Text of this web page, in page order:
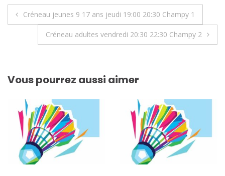
Navigation
Créneau jeunes 9 17 ans jeudi 19:00 20:30 Champy 1
Créneau adultes vendredi 20:30 22:30 Champy 2
Vous pourrez aussi aimer